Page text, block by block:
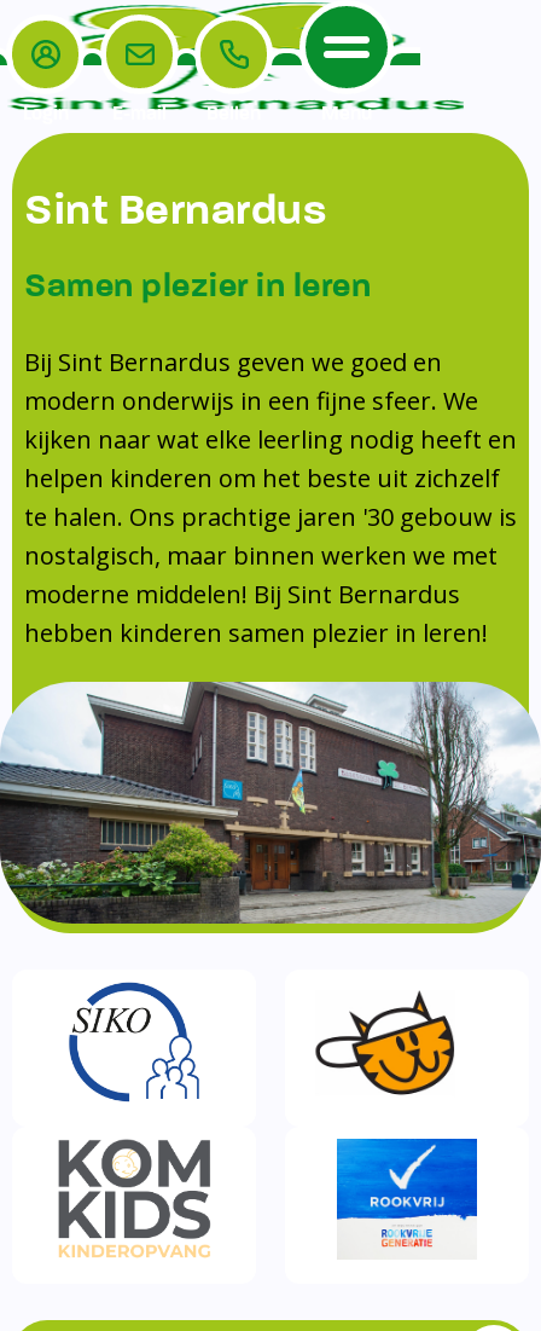
Home
De School
Veiligheidsplan
Onderwijs
Leerlingenraad
Leerlingenzorg
Doorstroomtoets
Jeugdprofessional op school
Centrum Jeugd en Gezin
Schoollogopedie
schoolondersteuningsprofiel
Schooltijden
Absentie
Vakanties
Aanmelden
Schoolgids
Gezonde school
Kinderopvang
BSO
Routebeschrijving
Privacy
Het Team
Ouders
Ouders
Tussenschoolse opvang
Activiteitencommissie (AC)
Medezeggenschapsraad (MR)
Formulieren
Klachtenregeling
Contact
Login E-mail Bellen Menu
Sint Bernardus
Samen plezier in leren
Bij Sint Bernardus geven we goed en
modern onderwijs in een fijne sfeer. We
kijken naar wat elke leerling nodig heeft en
helpen kinderen om het beste uit zichzelf
te halen. Ons prachtige jaren '30 gebouw is
nostalgisch, maar binnen werken we met
moderne middelen! Bij Sint Bernardus
hebben kinderen samen plezier in leren!